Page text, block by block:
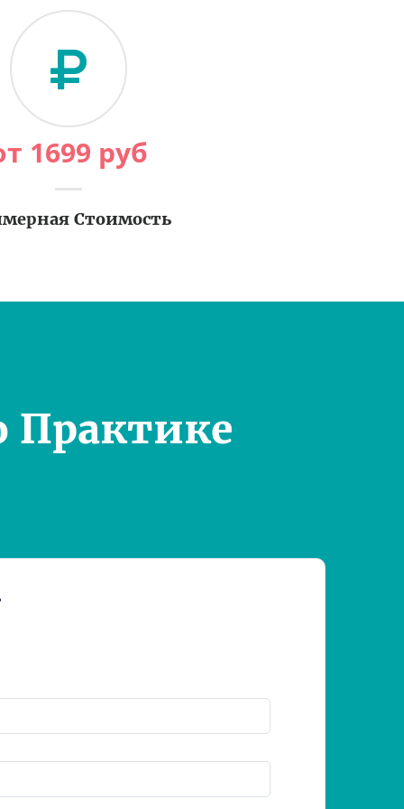
1699 руб
Стоимость
Практике